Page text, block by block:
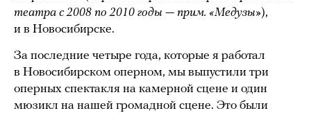
театра с 2008 по 2010 годы — прим. «Медузы»),
и в Новосибирске.
За последние четыре года, которые я работал
в Новосибирском оперном, мы выпустили три
оперных спектакля на камерной сцене и один
мюзикл на нашей громадной сцене. Это были